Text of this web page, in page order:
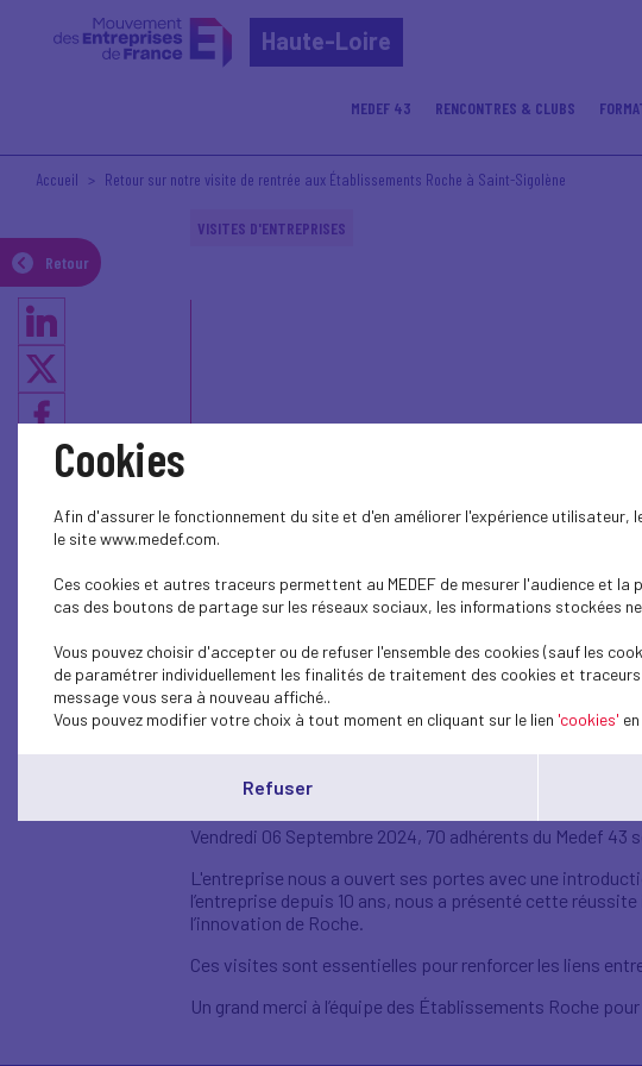
Haute-Loire
MEDEF 43 RENCONTRES & CLUBS
Retour
Accueil Retour sur notre visite de rentrée aux Établissements Roche à Saint-Sigolène
VISITES D'ENTREPRISES
Retour sur
Établissements
Vendredi 06 Septembre 2024, 70 adhérents du Medef
L'entreprise nous a ouvert ses portes avec une
l’entreprise depuis 10 ans, nous a présenté cette
l’innovation de Roche.
Ces visites sont essentielles pour renforcer les liens
Un grand merci à l’équipe des Établissements Roche
Cookies
Afin d'assurer le fonctionnement du site et d'en améliorer l'expérience
le site www.medef.com.
Ces cookies et autres traceurs permettent au MEDEF de mesurer l'audience et
cas des boutons de partage sur les réseaux sociaux, les informations stockées
Vous pouvez choisir d'accepter ou de refuser l'ensemble des cookies (sauf les
de paramétrer individuellement les finalités de traitement des cookies et
message vous sera à nouveau affiché..
Vous pouvez modifier votre choix à tout moment en cliquant sur le lien 'cookies'
Refuser